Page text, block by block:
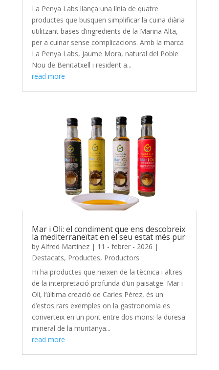
La Penya Labs llança una línia de quatre
productes que busquen simplificar la cuina diària
utilitzant bases d’ingredients de la Marina Alta,
per a cuinar sense complicacions. Amb la marca
La Penya Labs, Jaume Mora, natural del Poble
Nou de Benitatxell i resident a...
read more
Mar i Oli: el condiment que ens descobreix
la mediterraneïtat en el seu estat més pur
by Alfred Martinez| 11 - febrer - 2026 |
Destacats, Productes, Productors
Hi ha productes que neixen de la tècnica i altres
de la interpretació profunda d’un paisatge. Mar i
Oli, l’última creació de Carles Pérez, és un
d’estos rars exemples on la gastronomia es
converteix en un pont entre dos mons: la duresa
mineral de la muntanya...
read more